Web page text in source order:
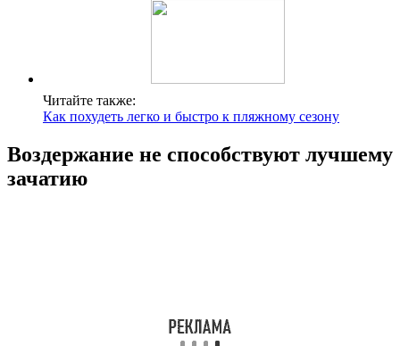
Читайте также:
Как похудеть легко и быстро к пляжному сезону
Воздержание не способствуют лучшему
зачатию